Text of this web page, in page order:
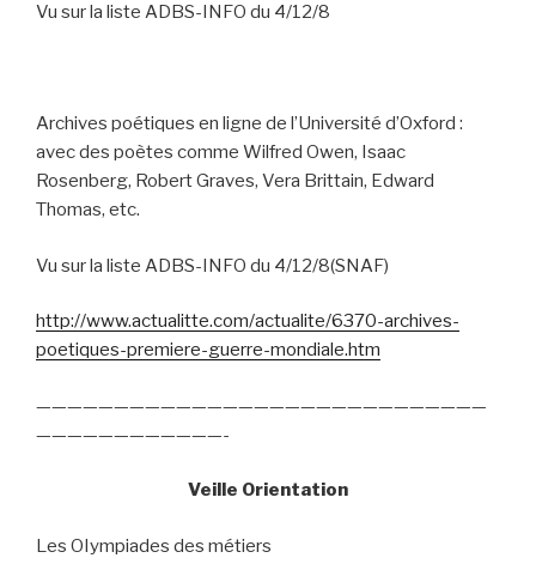
Vu sur la liste ADBS-INFO du 4/12/8
Archives poétiques en ligne de l’Université d’Oxford :
avec des poètes comme Wilfred Owen, Isaac
Rosenberg, Robert Graves, Vera Brittain, Edward
Thomas, etc.
Vu sur la liste ADBS-INFO du 4/12/8(SNAF)
http://www.actualitte.com/actualite/6370-archives-
poetiques-premiere-guerre-mondiale.htm
—————————————————————————————
————————————-
Veille Orientation
Les OIympiades des métiers